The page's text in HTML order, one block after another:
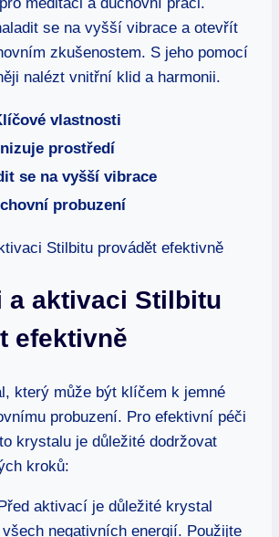
se na vyšší vibrace a otevřít
zkušenostem. S jeho pomocí
nalézt vnitřní klid a harmonii.
vlastnosti
prostředí
se na vyšší vibrace
probuzení
a aktivaci Stilbitu
efektivně
který může být klíčem k jemné
probuzení. Pro efektivní péči
krystalu je důležité dodržovat
kroků:
aktivací je důležité krystal
negativních energií. Použijte